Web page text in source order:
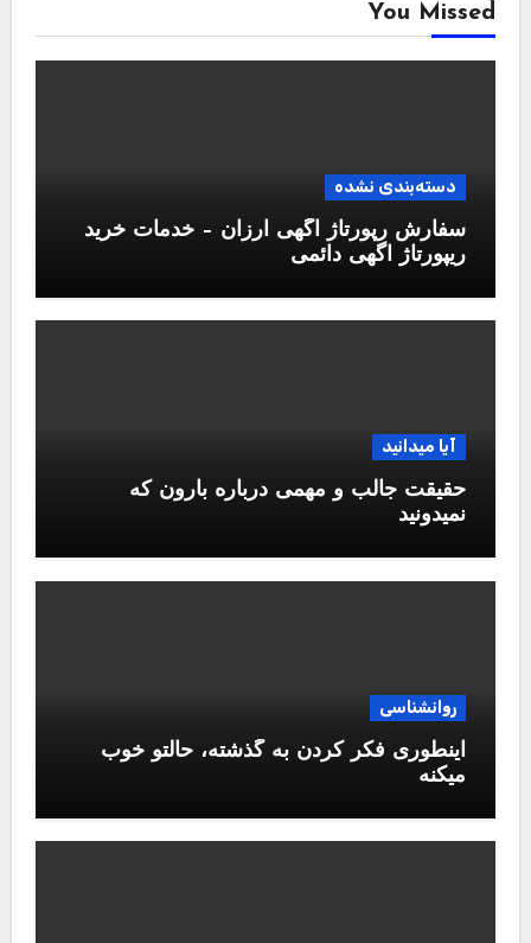
You Missed
دسته‌بندی نشده
سفارش رپورتاژ آگهی ارزان – خدمات خرید
ریپورتاژ اگهی دائمی
آیا میدانید
حقیقت جالب و مهمی درباره بارون که
نمیدونید
روانشناسی
اینطوری فکر کردن به گذشته، حالتو خوب
میکنه